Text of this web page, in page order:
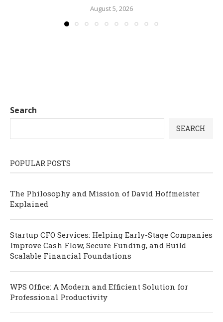
August 5, 2026
Search
SEARCH
POPULAR POSTS
The Philosophy and Mission of David Hoffmeister
Explained
Startup CFO Services: Helping Early-Stage Companies
Improve Cash Flow, Secure Funding, and Build
Scalable Financial Foundations
WPS Office: A Modern and Efficient Solution for
Professional Productivity